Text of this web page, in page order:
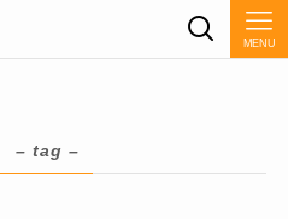
MENU
– tag –